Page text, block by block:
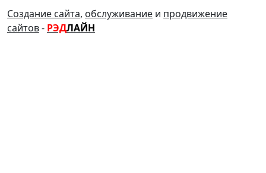
Создание сайта, обслуживание и продвижение
сайтов- РЭДЛАЙН